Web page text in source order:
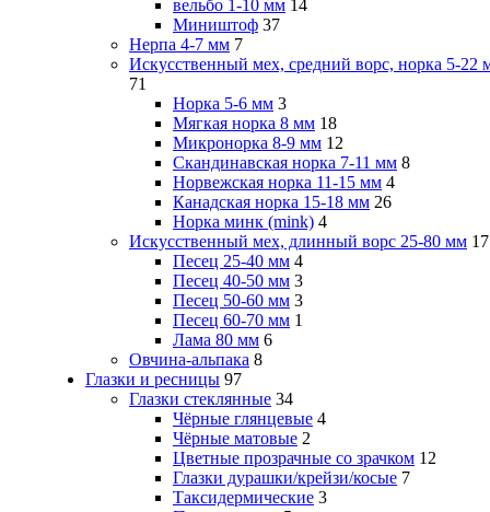
вельбо 1-10 мм 14
Миништоф 37
Нерпа 4-7 мм 7
Искусственный мех, средний ворс, норка 5-22
71
Норка 5-6 мм 3
Мягкая норка 8 мм 18
Микронорка 8-9 мм 12
Скандинавская норка 7-11 мм 8
Норвежская норка 11-15 мм 4
Канадская норка 15-18 мм 26
Норка минк (mink) 4
Искусственный мех, длинный ворс 25-80 мм 17
Песец 25-40 мм 4
Песец 40-50 мм 3
Песец 50-60 мм 3
Песец 60-70 мм 1
Лама 80 мм 6
Овчина-альпака 8
Глазки и ресницы 97
Глазки стеклянные 34
Чёрные глянцевые 4
Чёрные матовые 2
Цветные прозрачные со зрачком 12
Глазки дурашки/крейзи/косые 7
Таксидермические 3